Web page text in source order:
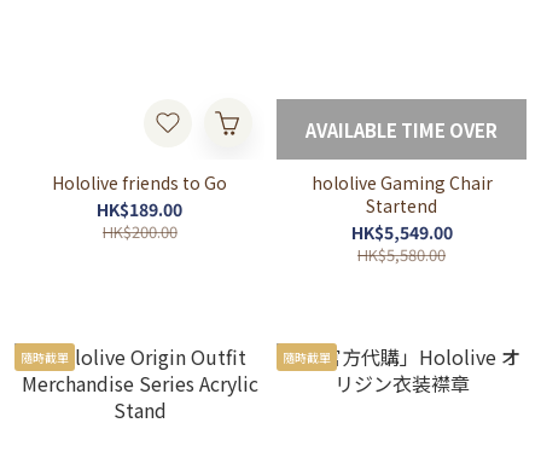
Hololive friends to Go
HK$189.00
HK$200.00
AVAILABLE TIME OVER
hololive Gaming Chair
Startend
HK$5,549.00
HK$5,580.00
隨時截單 隨時截單